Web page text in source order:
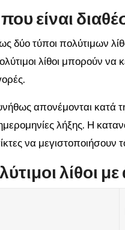
είναι
τύποι πολύτιμων
λίθοι μπορούν
απονέμονται κατά
λήξης. Η
να μεγιστοποιήσουν
λίθοι